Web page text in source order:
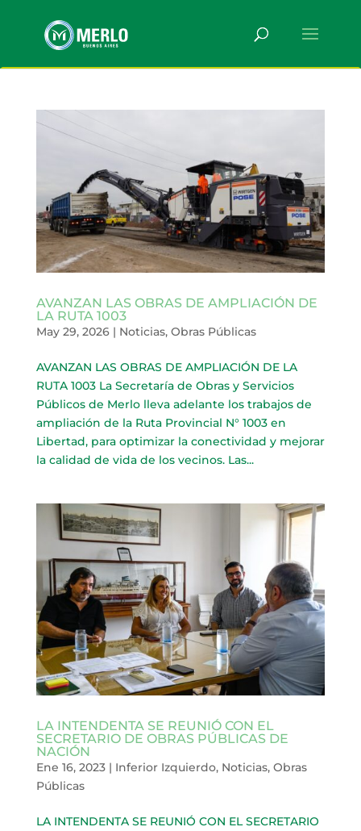
AVANZAN LAS OBRAS DE AMPLIACIÓN DE
LA RUTA 1003
May 29, 2026| Noticias, Obras Públicas
AVANZAN LAS OBRAS DE AMPLIACIÓN DE LA
RUTA 1003 La Secretaría de Obras y Servicios
Públicos de Merlo lleva adelante los trabajos de
ampliación de la Ruta Provincial N° 1003 en
Libertad, para optimizar la conectividad y mejorar
la calidad de vida de los vecinos. Las...
LA INTENDENTA SE REUNIÓ CON EL
SECRETARIO DE OBRAS PÚBLICAS DE
NACIÓN
Ene 16, 2023| Inferior Izquierdo, Noticias, Obras
Públicas
LA INTENDENTA SE REUNIÓ CON EL SECRETARIO